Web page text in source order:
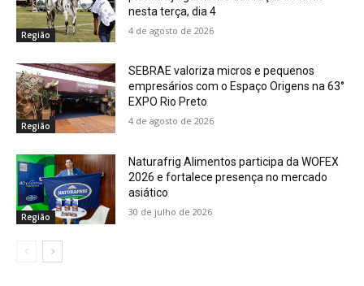
Região
nesta terça, dia 4
4 de agosto de 2026
Região
SEBRAE valoriza micros e pequenos
empresários com o Espaço Origens na 63°
EXPO Rio Preto
4 de agosto de 2026
Região
Naturafrig Alimentos participa da WOFEX
2026 e fortalece presença no mercado
asiático
30 de julho de 2026